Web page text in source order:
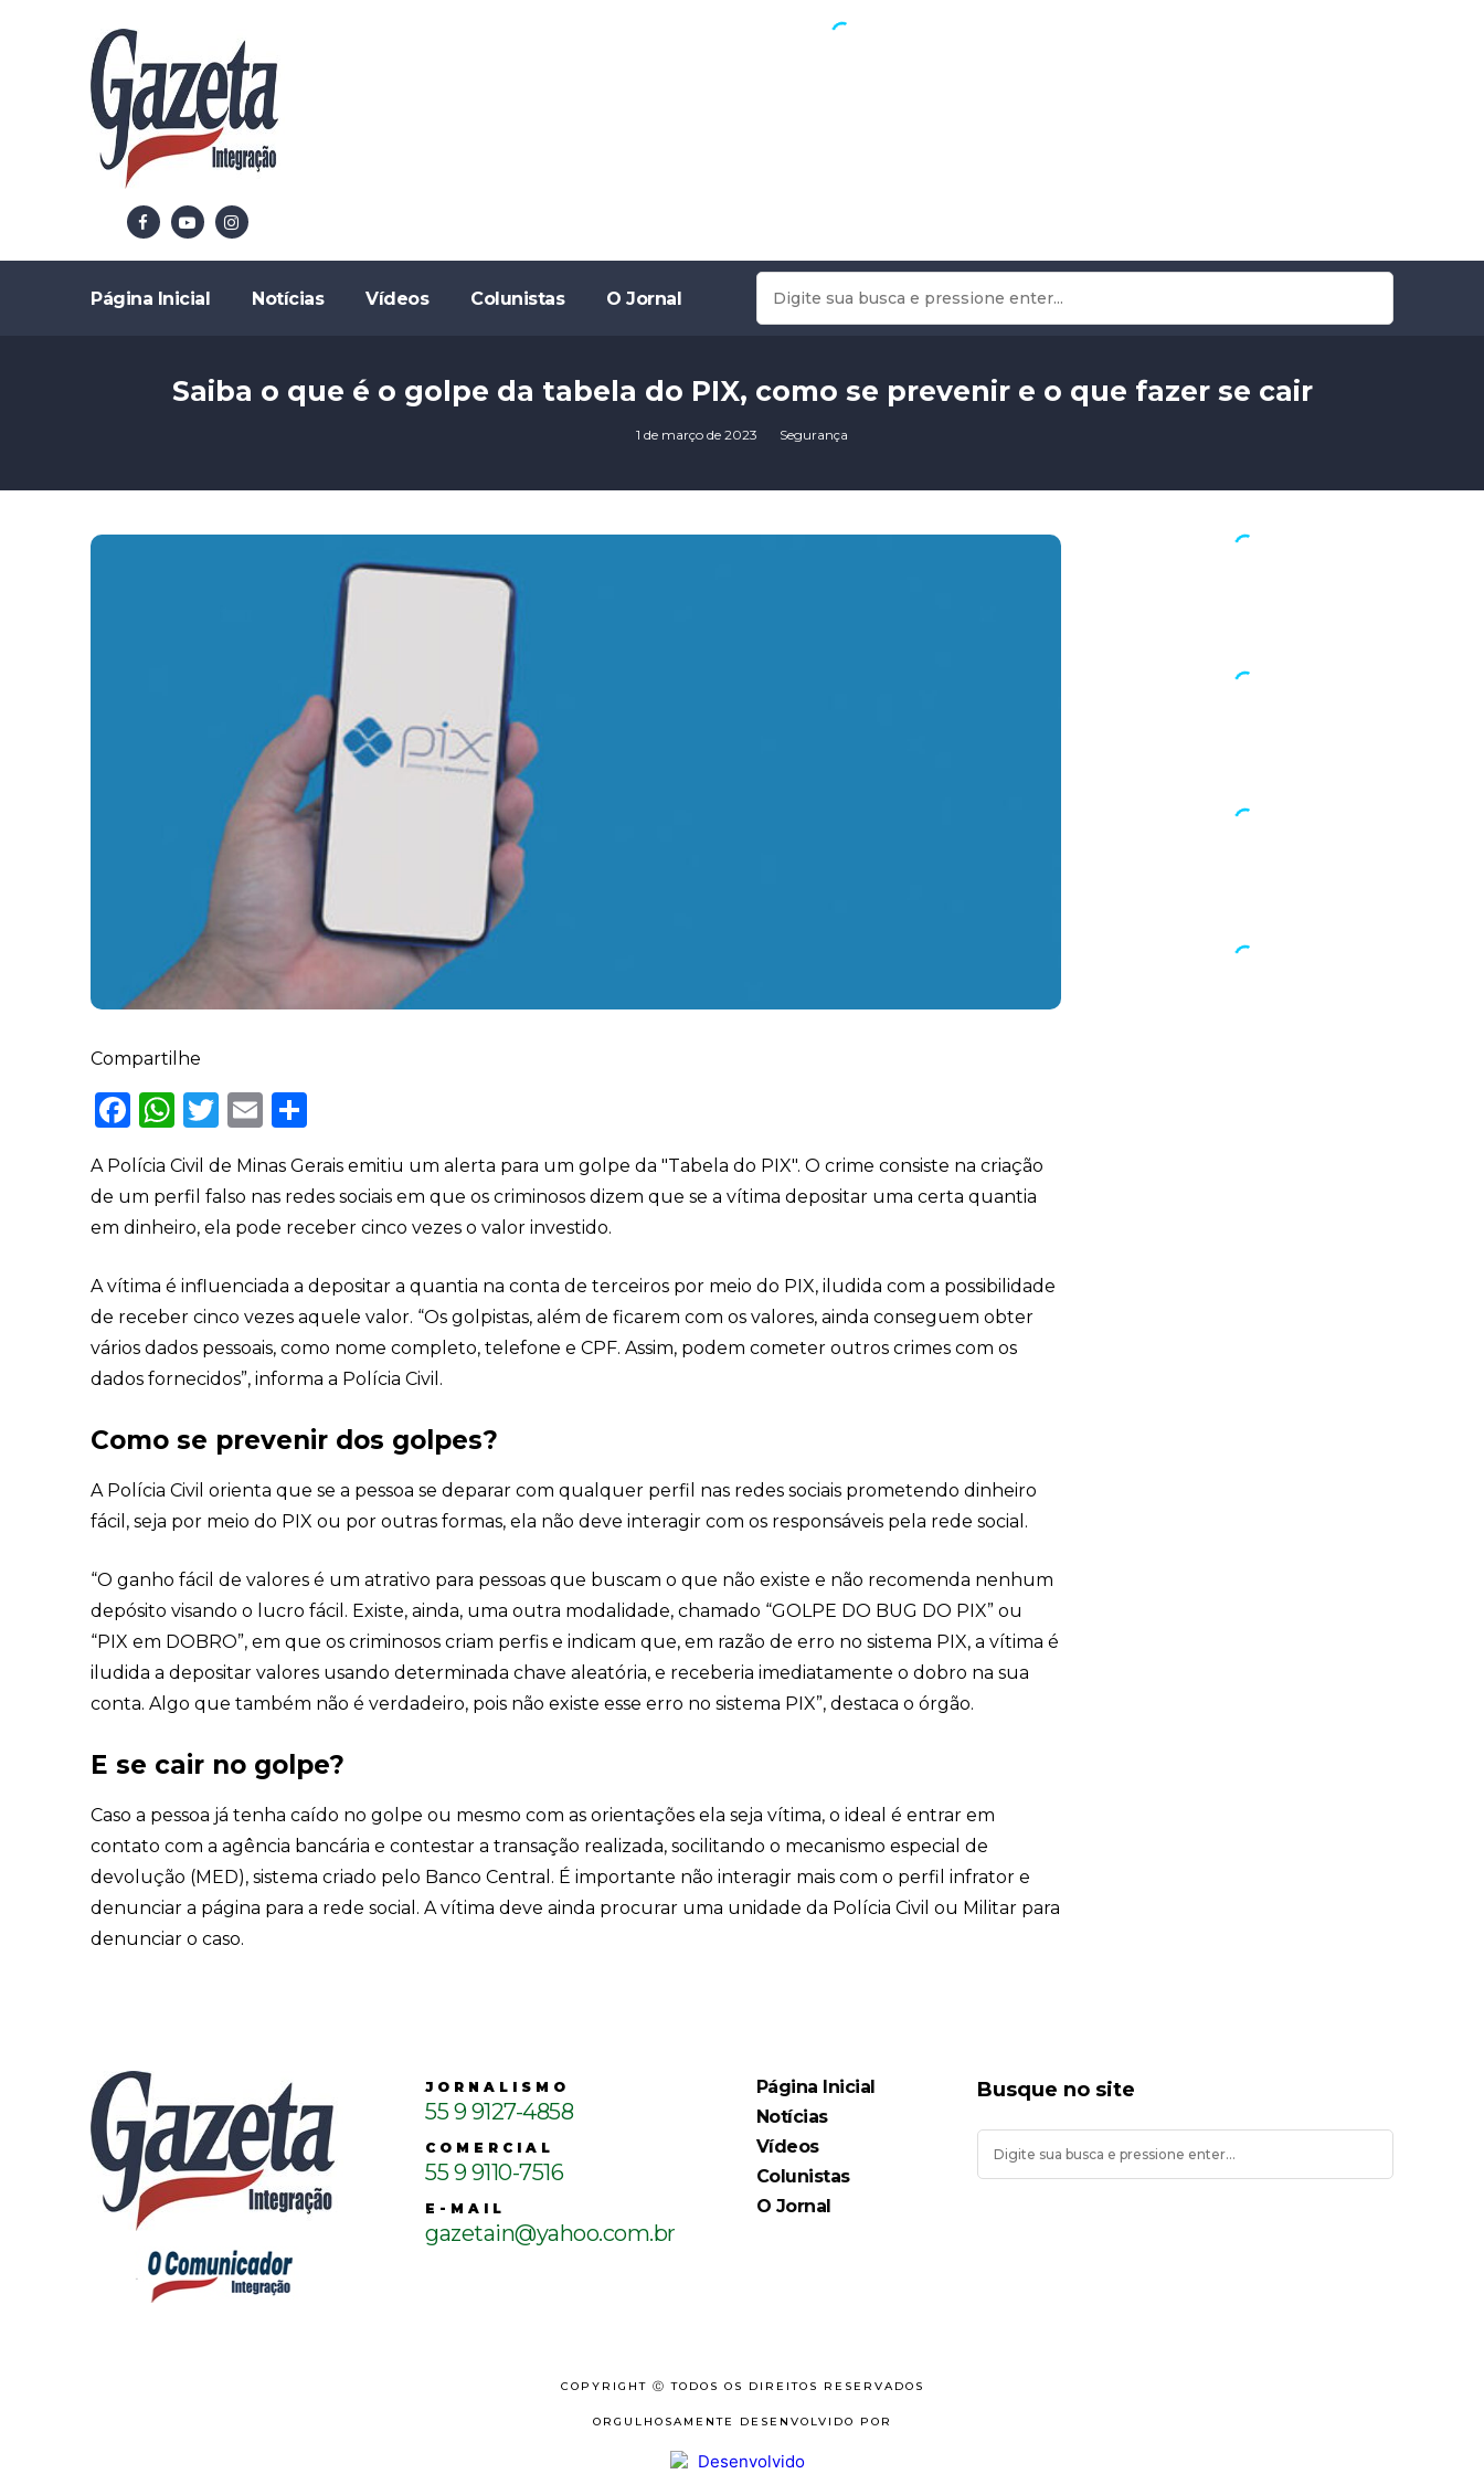
Página Inicial Notícias Vídeos Colunistas O Jornal
Saiba o que é o golpe da tabela do PIX, como se prevenir e o que fazer se cair
1 de março de 2023 Segurança
Compartilhe
Facebook
WhatsApp
Twitter
Email
A Polícia Civil de Minas Gerais emitiu um alerta para um golpe da "Tabela do PIX". O crime consiste na criação
de um perfil falso nas redes sociais em que os criminosos dizem que se a vítima depositar uma certa quantia
em dinheiro, ela pode receber cinco vezes o valor investido.
A vítima é influenciada a depositar a quantia na conta de terceiros por meio do PIX, iludida com a possibilidade
de receber cinco vezes aquele valor. “Os golpistas, além de ficarem com os valores, ainda conseguem obter
vários dados pessoais, como nome completo, telefone e CPF. Assim, podem cometer outros crimes com os
dados fornecidos”, informa a Polícia Civil.
Como se prevenir dos golpes?
A Polícia Civil orienta que se a pessoa se deparar com qualquer perfil nas redes sociais prometendo dinheiro
fácil, seja por meio do PIX ou por outras formas, ela não deve interagir com os responsáveis pela rede social.
“O ganho fácil de valores é um atrativo para pessoas que buscam o que não existe e não recomenda nenhum
depósito visando o lucro fácil. Existe, ainda, uma outra modalidade, chamado “GOLPE DO BUG DO PIX” ou
“PIX em DOBRO”, em que os criminosos criam perfis e indicam que, em razão de erro no sistema PIX, a vítima é
iludida a depositar valores usando determinada chave aleatória, e receberia imediatamente o dobro na sua
conta. Algo que também não é verdadeiro, pois não existe esse erro no sistema PIX”, destaca o órgão.
E se cair no golpe?
Caso a pessoa já tenha caído no golpe ou mesmo com as orientações ela seja vítima, o ideal é entrar em
contato com a agência bancária e contestar a transação realizada, socilitando o mecanismo especial de
devolução (MED), sistema criado pelo Banco Central. É importante não interagir mais com o perfil infrator e
denunciar a página para a rede social. A vítima deve ainda procurar uma unidade da Polícia Civil ou Militar para
denunciar o caso.
JORNALISMO
55 9 9127-4858
COMERCIAL
55 9 9110-7516
E-MAIL
gazetain@yahoo.com.br
Página Inicial
Notícias
Vídeos
Colunistas
O Jornal
Busque no site
COPYRIGHT Ⓒ TODOS OS DIREITOS RESERVADOS
ORGULHOSAMENTE DESENVOLVIDO POR